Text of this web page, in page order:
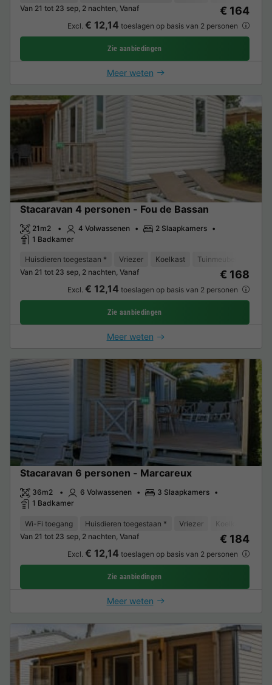
Van 21 tot 23 sep, 2 nachten, Vanaf
€ 164
Excl. € 12,14 toeslagen op basis van 2 personen
Zie aanbiedingen
Meer weten
Stacaravan 4 personen - Fou de Bassan
21m2 4 Volwassenen
2 Slaapkamers
1 Badkamer
Huisdieren toegestaan * Vriezer Koelkast Tuinmeubelen
Van 21 tot 23 sep, 2 nachten, Vanaf
€ 168
Excl. € 12,14 toeslagen op basis van 2 personen
Zie aanbiedingen
Meer weten
Stacaravan 6 personen - Marcareux
36m2 6 Volwassenen
3 Slaapkamers
1 Badkamer
Wi-Fi toegang Huisdieren toegestaan * Vriezer Koelkast
Van 21 tot 23 sep, 2 nachten, Vanaf
€ 184
Excl. € 12,14 toeslagen op basis van 2 personen
Zie aanbiedingen
Meer weten